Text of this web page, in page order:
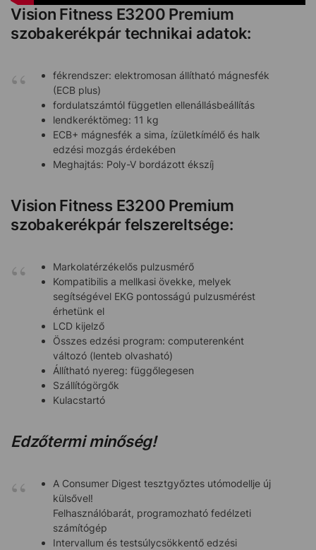
Vision Fitness E3200 Premium
szobakerékpár technikai adatok:
fékrendszer: elektromosan állítható mágnesfék
(ECB plus)
fordulatszámtól független ellenállásbeállítás
lendkeréktömeg: 11 kg
ECB+ mágnesfék a sima, ízületkímélő és halk
edzési mozgás érdekében
Meghajtás: Poly-V bordázott ékszíj
Vision Fitness E3200 Premium
szobakerékpár felszereltsége:
Markolatérzékelős pulzusmérő
Kompatibilis a mellkasi övekke, melyek
segítségével EKG pontosságú pulzusmérést
érhetünk el
LCD kijelző
Összes edzési program: computerenként
változó (lenteb olvasható)
Állítható nyereg: függőlegesen
Szállítógörgők
Kulacstartó
Edzőtermi minőség!
A Consumer Digest tesztgyőztes utómodellje új
külsővel!
Felhasználóbarát, programozható fedélzeti
számítógép
Intervallum és testsúlycsökkentő edzési